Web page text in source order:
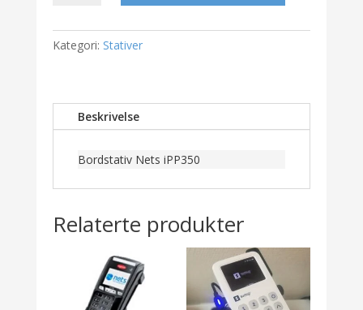
Kategori: Stativer
Beskrivelse
Bordstativ Nets iPP350
Relaterte produkter